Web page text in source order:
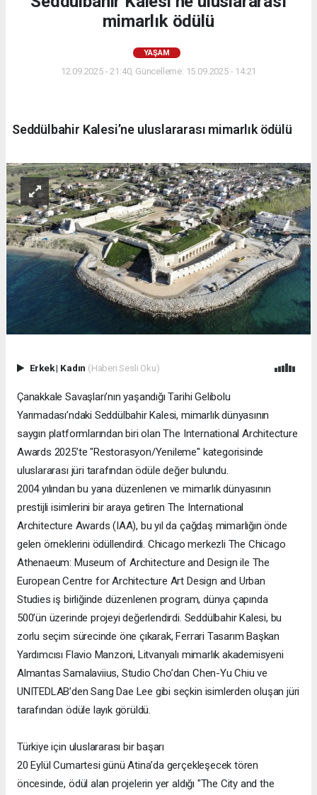
mimarlık ödülü
YAŞAM
12.09.2025 - 21:40, Güncelleme: 15.09.2025 - 14:21
Seddülbahir Kalesi’ne uluslararası mimarlık ödülü
Erkek| Kadın (Haberi Sesli Oku)
Çanakkale Savaşları’nın yaşandığı Tarihi Gelibolu
Yarımadası’ndaki Seddülbahir Kalesi, mimarlık dünyasının
saygın platformlarından biri olan The International Architecture
Awards 2025’te "Restorasyon/Yenileme" kategorisinde
uluslararası jüri tarafından ödüle değer bulundu.
2004 yılından bu yana düzenlenen ve mimarlık dünyasının
prestijli isimlerini bir araya getiren The International
Architecture Awards (IAA), bu yıl da çağdaş mimarlığın önde
gelen örneklerini ödüllendirdi. Chicago merkezli The Chicago
Athenaeum: Museum of Architecture and Design ile The
European Centre for Architecture Art Design and Urban
Studies iş birliğinde düzenlenen program, dünya çapında
500’ün üzerinde projeyi değerlendirdi. Seddülbahir Kalesi, bu
zorlu seçim sürecinde öne çıkarak, Ferrari Tasarım Başkan
Yardımcısı Flavio Manzoni, Litvanyalı mimarlık akademisyeni
Almantas Samalaviius, Studio Cho’dan Chen-Yu Chiu ve
UNITEDLAB’den Sang Dae Lee gibi seçkin isimlerden oluşan jüri
tarafından ödüle layık görüldü.
Türkiye için uluslararası bir başarı
20 Eylül Cumartesi günü Atina’da gerçekleşecek tören
öncesinde, ödül alan projelerin yer aldığı "The City and the